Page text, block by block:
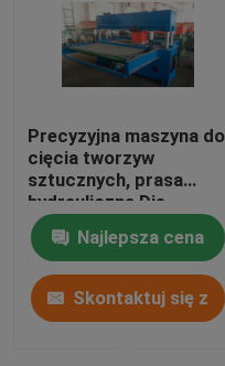
Precyzyjna maszyna do
cięcia tworzyw
sztucznych, prasa
hydrauliczna Die
Cutting Machine
Najlepsza cena
Skontaktuj się z